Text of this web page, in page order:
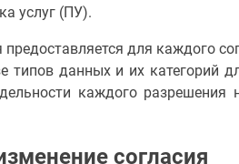
услуг (ПУ).
предоставляется для каждого
типов данных и их категорий
каждого разрешения
согласия